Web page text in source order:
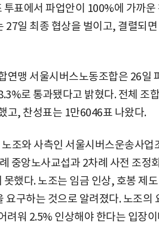
투표에서 파업안이 100%에 가까
27일 최종 협상을 벌이고, 결렬되
연맹 서울시버스노동조합은 26일
로 통과됐다고 밝혔다. 전체 조
고, 찬성표는 1만6046표 나왔다.
조와 사측인 서울시버스운송사
중앙노사교섭과 2차례 사전 조정
했다. 노조는 임금 인상, 호봉 제
요구하는 것으로 알려졌다. 노조의
려워 2.5% 인상해야 한다는 입장